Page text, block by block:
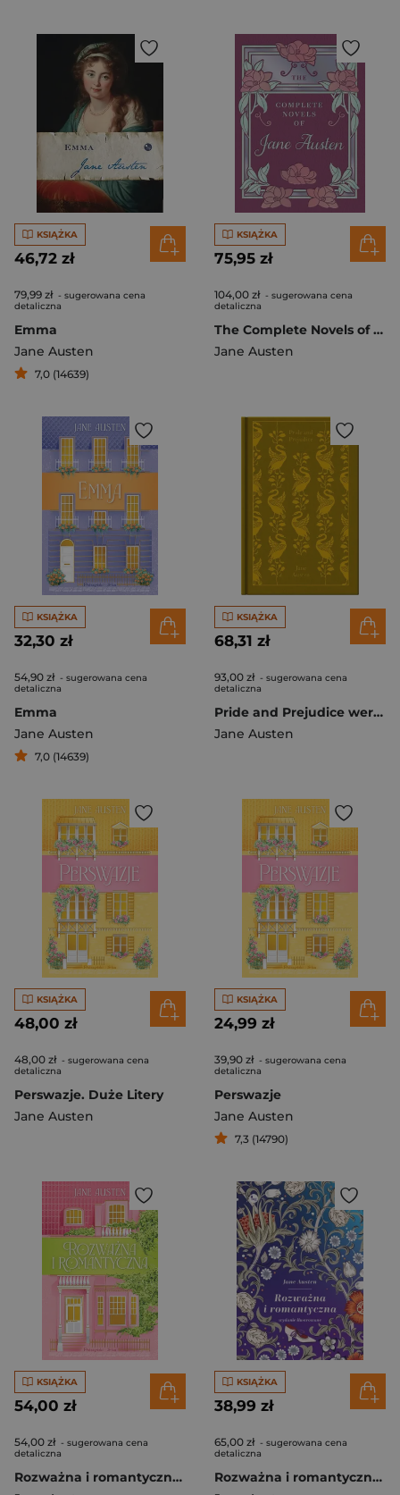
KSIĄŻKA
46,72 zł
79,99 zł - sugerowana cena
detaliczna
Emma
Jane Austen
7,0 (14639)
KSIĄŻKA
75,95 zł
104,00 zł - sugerowana cena
detaliczna
The Complete Novels of Jane Austen
Jane Austen
KSIĄŻKA
32,30 zł
54,90 zł - sugerowana cena
detaliczna
Emma
Jane Austen
7,0 (14639)
KSIĄŻKA
68,31 zł
93,00 zł - sugerowana cena
detaliczna
Pride and Prejudice wer. angielska
Jane Austen
KSIĄŻKA
48,00 zł
48,00 zł - sugerowana cena
detaliczna
Perswazje. Duże Litery
Jane Austen
KSIĄŻKA
24,99 zł
39,90 zł - sugerowana cena
detaliczna
Perswazje
Jane Austen
7,3 (14790)
KSIĄŻKA
54,00 zł
54,00 zł - sugerowana cena
detaliczna
Rozważna i romantyczna. Duże Litery
KSIĄŻKA
38,99 zł
65,00 zł - sugerowana cena
detaliczna
Rozważna i romantyczna. Wydanie ilustrowane